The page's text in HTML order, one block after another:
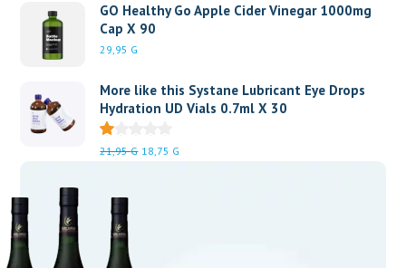
GO Healthy Go Apple Cider Vinegar 1000mg
Cap X 90
29,95 G
More like this Systane Lubricant Eye Drops
Hydration UD Vials 0.7ml X 30
21,95G Le
18,75 G